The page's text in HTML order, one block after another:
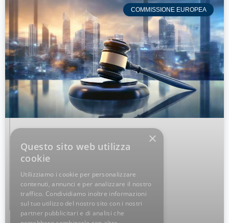
COMMISSIONE EUROPEA
×
Questo sito web utilizza
cookie
Utilizziamo i cookie per personalizzare
contenuti, annunci e per analizzare il nostro
traffico. Condividiamo inoltre informazioni
sul tuo utilizzo del nostro sito con i nostri
partner pubblicitari e di analisi che